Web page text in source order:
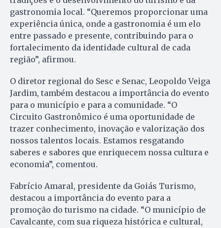
gastronomia local. “Queremos proporcionar uma
experiência única, onde a gastronomia é um elo
entre passado e presente, contribuindo para o
fortalecimento da identidade cultural de cada
região”, afirmou.
O diretor regional do Sesc e Senac, Leopoldo Veiga
Jardim, também destacou a importância do evento
para o município e para a comunidade. “O
Circuito Gastronômico é uma oportunidade de
trazer conhecimento, inovação e valorização dos
nossos talentos locais. Estamos resgatando
saberes e sabores que enriquecem nossa cultura e
economia”, comentou.
Fabrício Amaral, presidente da Goiás Turismo,
destacou a importância do evento para a
promoção do turismo na cidade. “O município de
Cavalcante, com sua riqueza histórica e cultural,